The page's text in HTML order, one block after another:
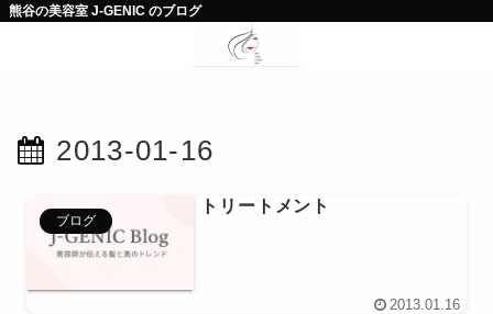
熊谷の美容室 J-GENIC のブログ
2013-01-16
ブログ
トリートメント
2013.01.16